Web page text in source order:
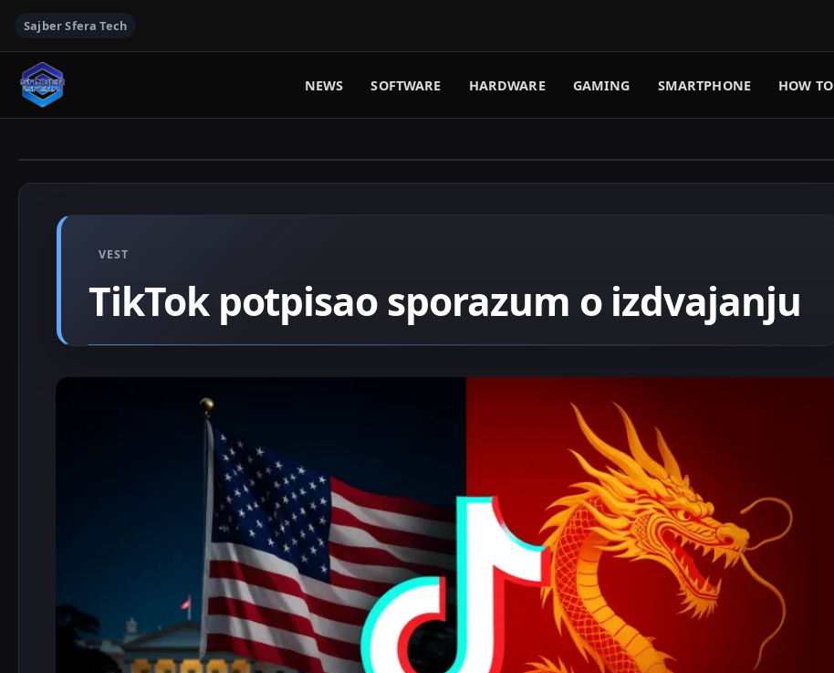
Sajber Sfera Tech
NEWS SOFTWARE HARDWARE GAMING SMARTPHONE HOW TO
VEST
TikTok potpisao sporazum o izdvajanju